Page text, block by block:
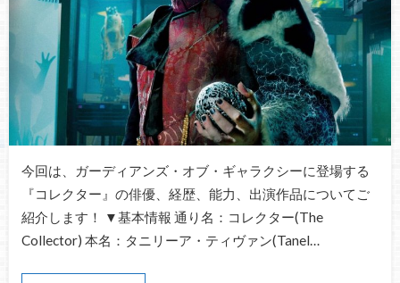
今回は、ガーディアンズ・オブ・ギャラクシーに登場する
『コレクター』の俳優、経歴、能力、出演作品についてご
紹介します！ ▼基本情報 通り名：コレクター(The
Collector) 本名：タニリーア・ティヴァン(Tanel…